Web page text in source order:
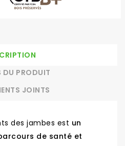
DU PRODUIT
JOINTS
des jambes est un
de santé et